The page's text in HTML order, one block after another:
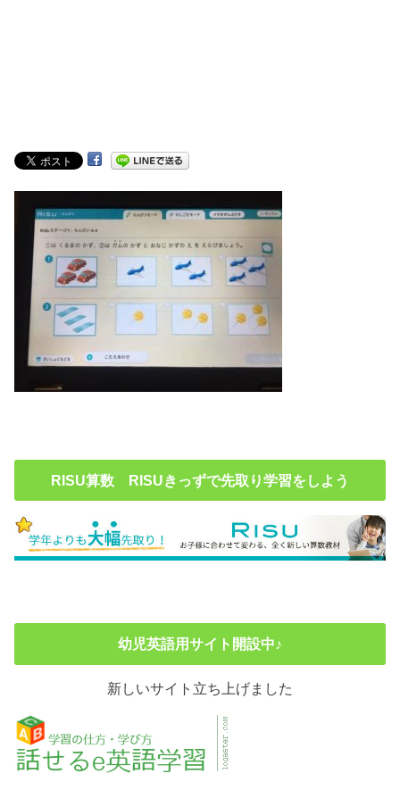
RISU算数 RISUきっずで先取り学習をしよう
幼児英語用サイト開設中♪
新しいサイト立ち上げました